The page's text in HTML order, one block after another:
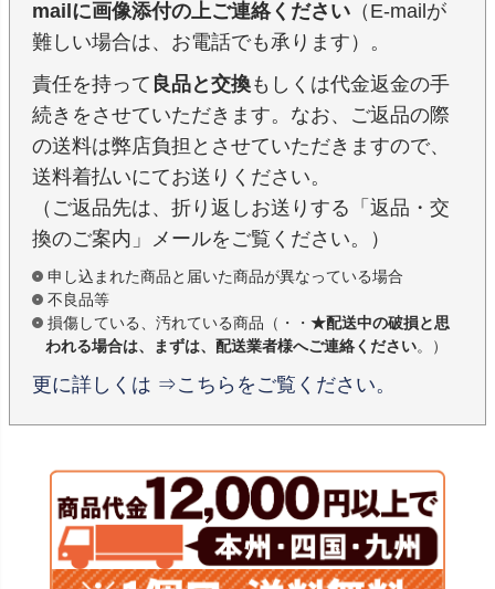
mailに画像添付の上ご連絡ください （E-mailが
難しい場合は、お電話でも承ります）。
責任を持って 良品と交換もしくは代金返金の手
続きをさせていただきます。なお、ご返品の際
の送料は弊店負担とさせていただきますので、
送料着払いにてお送りください。
（ご返品先は、折り返しお送りする「返品・交
換のご案内」メールをご覧ください。）
申し込まれた商品と届いた商品が異なっている場合
不良品等
損傷している、汚れている商品（・・ ★配送中の破損と思
われる場合は、まずは、配送業者様へご連絡ください。）
更に詳しくは ⇒こちらをご覧ください。